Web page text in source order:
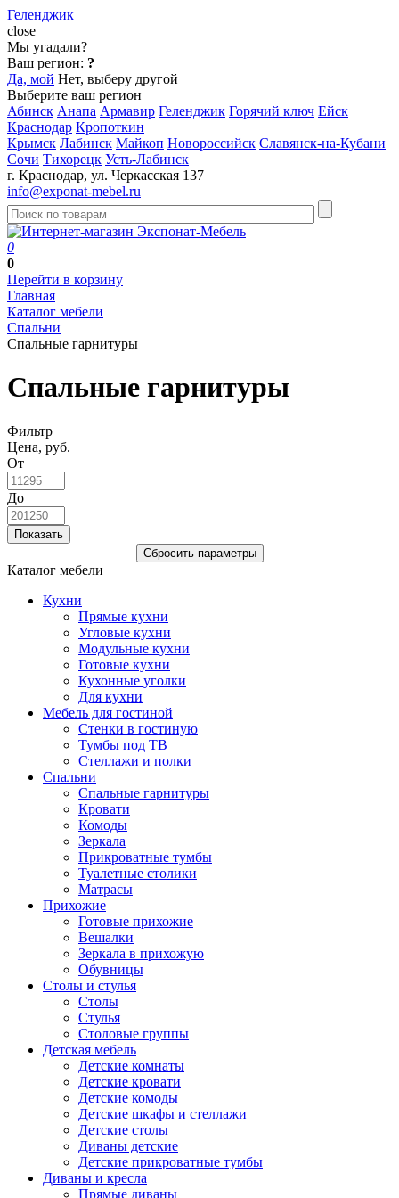
Геленджик
close
Мы угадали?
Ваш регион: ?
Да, мой Нет, выберу другой
Выберите ваш регион
Абинск Анапа Армавир Геленджик Горячий ключ Ейск
Краснодар Кропоткин
Крымск Лабинск Майкоп Новороссийск Славянск-на-Кубани
Сочи Тихорецк Усть-Лабинск
г. Краснодар, ул. Черкасская 137
info@exponat-mebel.ru
0
0
Перейти в корзину
Главная
Каталог мебели
Спальни
Спальные гарнитуры
Спальные гарнитуры
Фильтр
Цена, руб.
От
До
Каталог мебели
Кухни
Прямые кухни
Угловые кухни
Модульные кухни
Готовые кухни
Кухонные уголки
Для кухни
Мебель для гостиной
Стенки в гостиную
Тумбы под ТВ
Стеллажи и полки
Спальни
Спальные гарнитуры
Кровати
Комоды
Зеркала
Прикроватные тумбы
Туалетные столики
Матрасы
Прихожие
Готовые прихожие
Вешалки
Зеркала в прихожую
Обувницы
Столы и стулья
Столы
Стулья
Столовые группы
Детская мебель
Детские комнаты
Детские кровати
Детские комоды
Детские шкафы и стеллажи
Детские столы
Диваны детские
Детские прикроватные тумбы
Диваны и кресла
Прямые диваны